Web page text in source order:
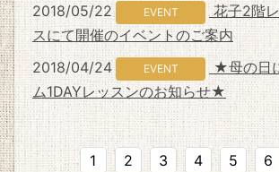
2018/05/22
EVENT
花子2階
スにて開催のイベントのご案内
2018/04/24
EVENT
★母の日
ム1DAYレッスンのお知らせ★
1 2 3 4 5 6